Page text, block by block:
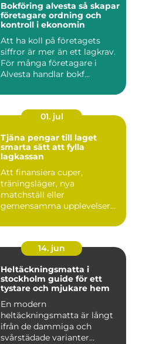
Bokföring alvesta så skapar
företagare ordning och
kontroll i ekonomin
Att ha koll på företagets
siffror är mer än ett lagkrav.
För många företagare i
Alvesta handlar bokf...
01. jul
Tjäna pengar till laget
smarta sätt att fylla
lagkassan
Att finansiera cuper,
träningsläger, nya
matchställ eller
gemensamma upplevelser
14. jun
Heltäckningsmatta i
stockholm guide för ett
tystare och mjukare hem
En modern
heltäckningsmatta är långt
ifrån de dammiga och
svårstädade varianter